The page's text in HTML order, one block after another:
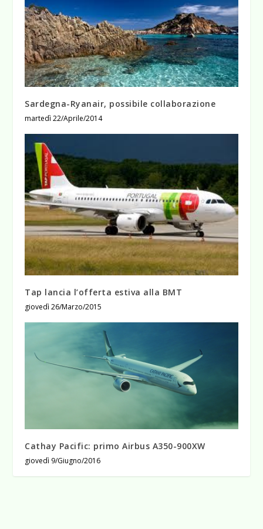
Sardegna-Ryanair, possibile collaborazione
martedì 22/Aprile/2014
Tap lancia l’offerta estiva alla BMT
giovedì 26/Marzo/2015
Cathay Pacific: primo Airbus A350-900XW
giovedì 9/Giugno/2016